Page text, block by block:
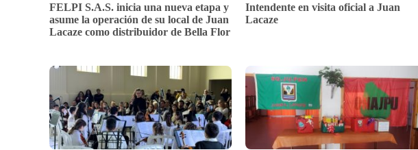
FELPI S.A.S. inicia una nueva etapa y
asume la operación de su local de Juan
Lacaze como distribuidor de Bella Flor
Intendente en visita oficial a Juan
Lacaze